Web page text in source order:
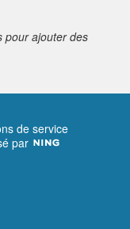
pour ajouter des
de service
par